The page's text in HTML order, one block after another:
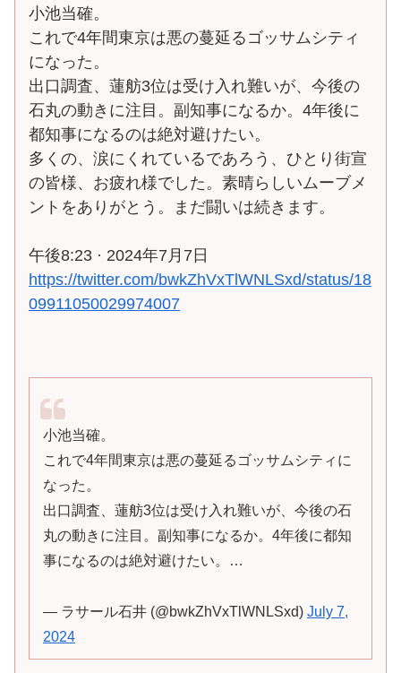
小池当確。
これで4年間東京は悪の蔓延るゴッサムシティ
になった。
出口調査、蓮舫3位は受け入れ難いが、今後の
石丸の動きに注目。副知事になるか。4年後に
都知事になるのは絶対避けたい。
多くの、涙にくれているであろう、ひとり街宣
の皆様、お疲れ様でした。素晴らしいムーブメ
ントをありがとう。まだ闘いは続きます。
午後8:23 · 2024年7月7日
https://twitter.com/bwkZhVxTlWNLSxd/status/18
09911050029974007
小池当確。
これで4年間東京は悪の蔓延るゴッサムシティに
なった。
出口調査、蓮舫3位は受け入れ難いが、今後の石
丸の動きに注目。副知事になるか。4年後に都知
事になるのは絶対避けたい。…
— ラサール石井 (@bwkZhVxTlWNLSxd) July 7,
2024